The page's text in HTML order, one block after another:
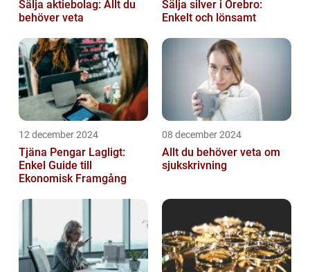
Sälja aktiebolag: Allt du
behöver veta
Sälja silver i Örebro:
Enkelt och lönsamt
12 december 2024
Tjäna Pengar Lagligt:
Enkel Guide till
Ekonomisk Framgång
08 december 2024
Allt du behöver veta om
sjukskrivning